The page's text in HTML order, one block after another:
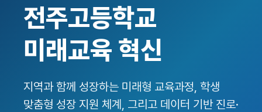
전주고등학교
미래교육 혁신
지역과 함께 성장하는 미래형 교육과정, 학생
맞춤형 성장 지원 체계, 그리고 데이터 기반 진로·